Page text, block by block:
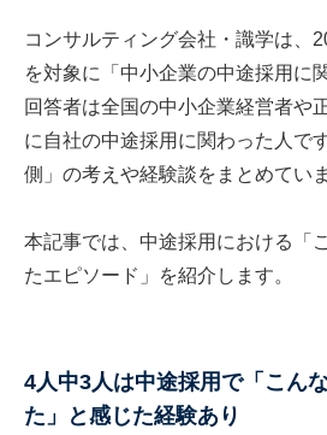
コンサルティング会社・識学は、
を対象に「中小企業の中途採用に
回答者は全国の中小企業経営者や
に自社の中途採用に関わった人で
側」の考えや経験談をまとめていま
本記事では、中途採用における「
たエピソード」を紹介します。
4人中3人は中途採用で「こん
た」と感じた経験あり